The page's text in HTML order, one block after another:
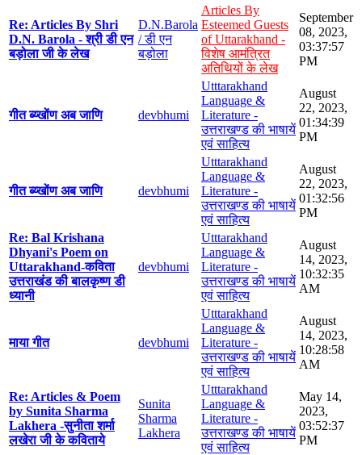
Re: Articles By Shri
D.N. Barola - श्री डी एन
बड़ोला जी के लेख
D.N.Barola
/ डी एन
बड़ोला
Articles By
Esteemed Guests
of Uttarakhand -
विशेष आमंत्रित
अतिथियों के लेख
September
08, 2023,
03:37:57
PM
गीत ब्य्खोंण अब जाणि devbhumi
Utttarakhand
Language &
Literature -
उत्तराखण्ड की भाषायें
एवं साहित्य
August
22, 2023,
01:34:39
PM
गीत ब्य्खोंण अब जाणि devbhumi
Utttarakhand
Language &
Literature -
उत्तराखण्ड की भाषायें
एवं साहित्य
August
22, 2023,
01:32:56
PM
Re: Bal Krishana
Dhyani's Poem on
Uttarakhand-कविता
उत्तराखंड की बालकृष्ण डी
ध्यानी
devbhumi
Utttarakhand
Language &
Literature -
उत्तराखण्ड की भाषायें
एवं साहित्य
August
14, 2023,
10:32:35
AM
माया गीत devbhumi
Utttarakhand
Language &
Literature -
उत्तराखण्ड की भाषायें
एवं साहित्य
August
14, 2023,
10:28:58
AM
Re: Articles & Poem
by Sunita Sharma
Lakhera -सुनीता शर्मा
लखेरा जी के कविताये
Sunita
Sharma
Lakhera
Utttarakhand
Language &
Literature -
उत्तराखण्ड की भाषायें
एवं साहित्य
May 14,
2023,
03:52:37
PM